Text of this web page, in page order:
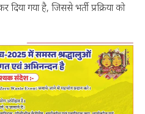
गया है, जिससे भर्ती प्रक्रिया को